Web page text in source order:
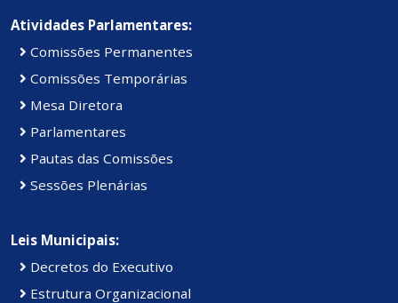
Atividades Parlamentares:
Comissões Permanentes
Comissões Temporárias
Mesa Diretora
Parlamentares
Pautas das Comissões
Sessões Plenárias
Leis Municipais:
Decretos do Executivo
Estrutura Organizacional